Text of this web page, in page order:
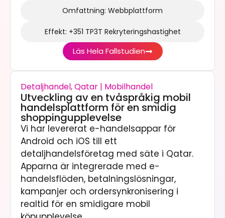
Omfattning: Webbplattform
Effekt: +351 TP3T Rekryteringshastighet
Läs Hela Fallstudien
Detaljhandel, Qatar | Mobilhandel
Utveckling av en tvåspråkig mobil
handelsplattform för en smidig
shoppingupplevelse
Vi har levererat e-handelsappar för
Android och iOS till ett
detaljhandelsföretag med säte i Qatar.
Apparna är integrerade med e-
handelsflöden, betalningslösningar,
kampanjer och ordersynkronisering i
realtid för en smidigare mobil